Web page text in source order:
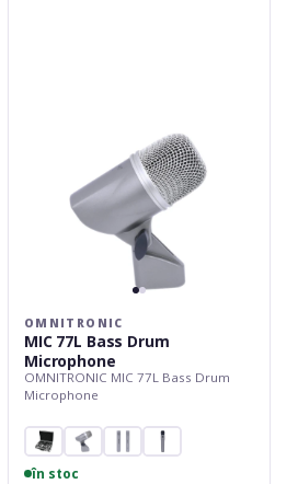
OMNITRONIC
MIC 77L Bass Drum
Microphone
OMNITRONIC MIC 77L Bass Drum
Microphone
în stoc